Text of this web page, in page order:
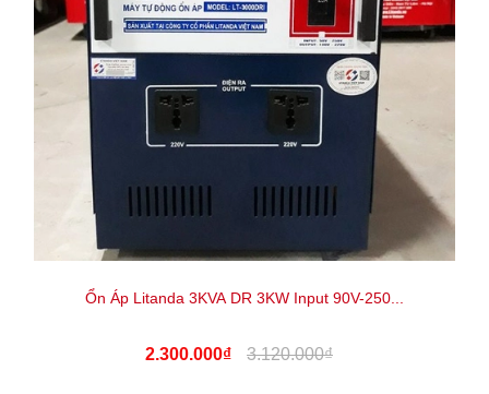
Ổn Áp Litanda 3KVA DR 3KW Input 90V-250...
2.300.000₫ 3.120.000₫